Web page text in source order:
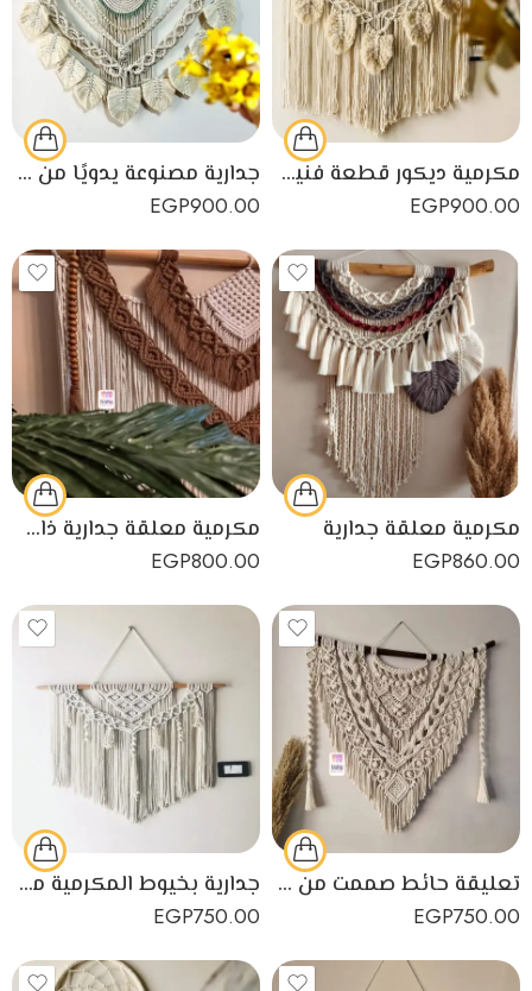
مكرمية ديكور قطعة فنية من نسيج قطني لديكور منزلي رائع وجذاب
EGP900.00
جدارية مصنوعة يدويًا من خيوط المكرمية القطنية
EGP900.00
مكرمية معلقة جدارية
EGP860.00
مكرمية معلقة جدارية ذات اللون الاوف وايت والبني لديكور منزل رائع
EGP800.00
تعليقة حائط صممت من حبكات المكرمية الدقيقة لديكور منزلي رائع
EGP750.00
جدارية بخيوط المكرمية مصنوعة يدويا
EGP750.00